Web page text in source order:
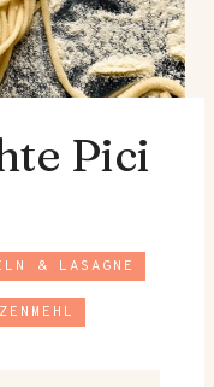
Pici
& LASAGNE